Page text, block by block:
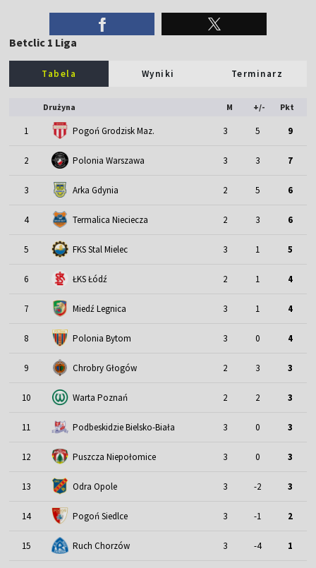
Betclic 1 Liga
Tabela Wyniki Terminarz
Drużyna M +/- Pkt
1 Pogoń Grodzisk Maz. 3 5 9
2 Polonia Warszawa 3 3 7
3 Arka Gdynia 2 5 6
4 Termalica Nieciecza 2 3 6
5 FKS Stal Mielec 3 1 5
6 ŁKS Łódź 2 1 4
7 Miedź Legnica 3 1 4
8 Polonia Bytom 3 0 4
9 Chrobry Głogów 2 3 3
10 Warta Poznań 2 2 3
11 Podbeskidzie Bielsko-Biała 3 0 3
12 Puszcza Niepołomice 3 0 3
13 Odra Opole 3 -2 3
14 Pogoń Siedlce 3 -1 2
15 Ruch Chorzów 3 -4 1